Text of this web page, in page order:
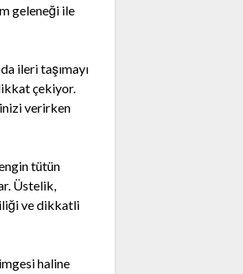
geleneği ile
ileri taşımayı
çekiyor.
verirken
tütün
Üstelik,
ve dikkatli
haline